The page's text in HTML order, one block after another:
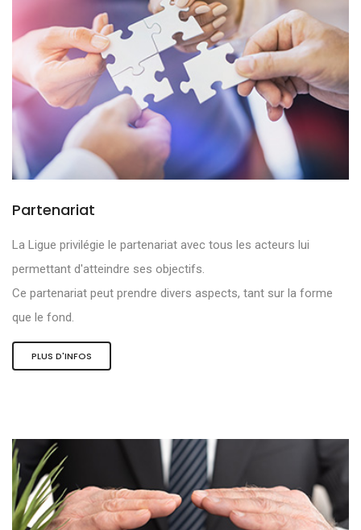
Partenariat
La Ligue privilégie le partenariat avec tous les acteurs lui
permettant d'atteindre ses objectifs.
Ce partenariat peut prendre divers aspects, tant sur la forme
que le fond.
PLUS D'INFOS